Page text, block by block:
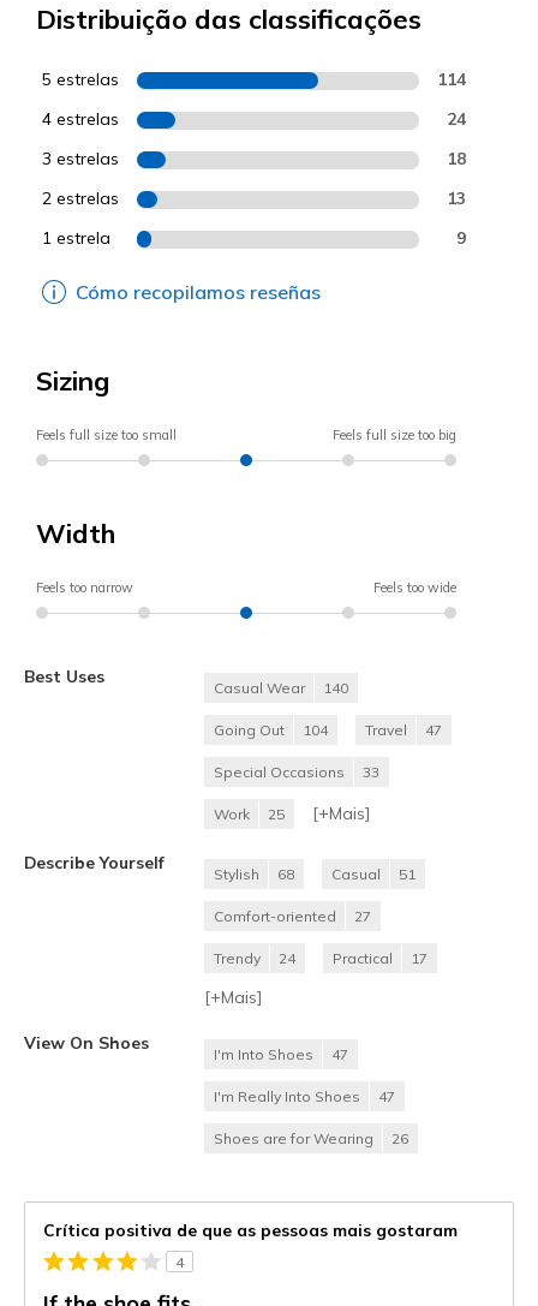
Distribuição das classificações
5 estrelas 114
4 estrelas 24
3 estrelas 18
2 estrelas 13
1 estrela 9
Cómo recopilamos reseñas
Sizing
Feels full size too small Feels full size too big
Width
Feels too narrow Feels too wide
Best Uses
Casual Wear 140
Going Out 104 Travel 47
Special Occasions 33
Work 25 [+Mais]
Describe Yourself
Stylish 68 Casual 51
Comfort-oriented 27
Trendy 24 Practical 17
[+Mais]
View On Shoes
I'm Into Shoes 47
I'm Really Into Shoes 47
Shoes are for Wearing 26
Crítica positiva de que as pessoas mais gostaram
4